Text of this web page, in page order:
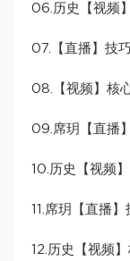
06.历史【视频
07.【直播】技
08.【视频】核
09.席玥【直播
10.历史【视频
11.席玥【直播
12.历史【视频